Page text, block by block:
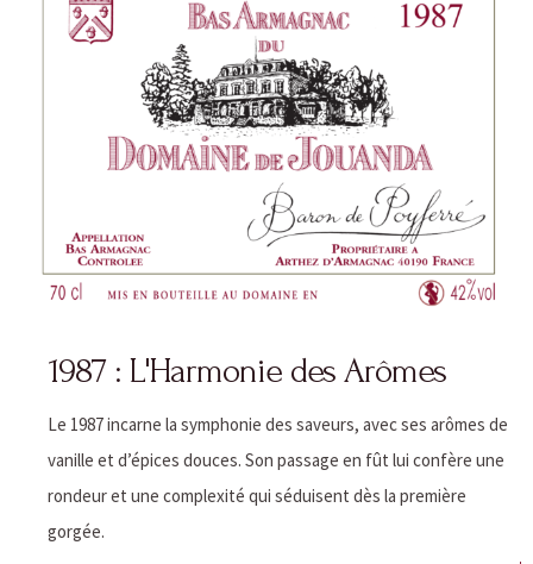
1987 : L'Harmonie des Arômes
Le 1987 incarne la symphonie des saveurs, avec ses arômes de
vanille et d’épices douces. Son passage en fût lui confère une
rondeur et une complexité qui séduisent dès la première
gorgée.